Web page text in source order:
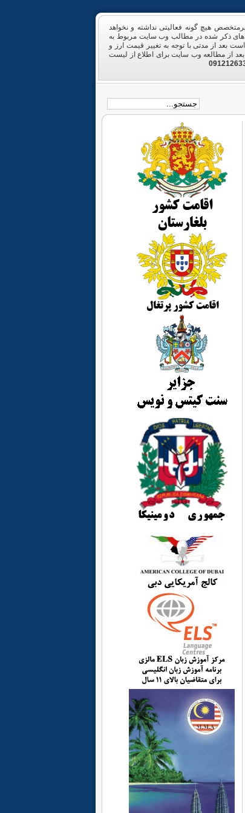
هیچ گونه فعالیتی نداشته و نخواهد
های ذکر شده در مطالب وب سایت مربوط به
بعد از مدتی با توجه به تغییر قیمت ارز و
بعد از مطالعه وب سایت برای اطلاع از لیست